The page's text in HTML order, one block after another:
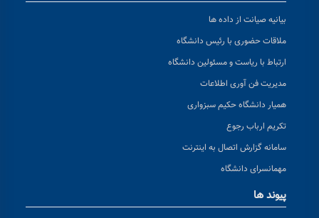
بیانیه صیانت از داده ها
ملاقات حضوری با رئیس دانشگاه
ارتباط با ریاست و مسئولین دانشگاه
مدیریت فن آوری اطلاعات
همیار دانشگاه حکیم سبزواری
تکریم ارباب رجوع
سامانه گزارش اتصال به اینترنت
مهمانسرای دانشگاه
پیوند ها